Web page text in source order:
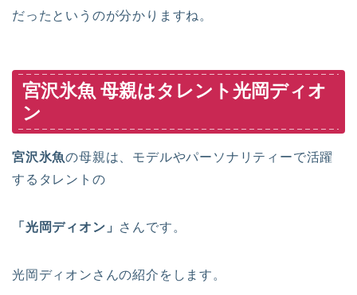
だったというのが分かりますね。
宮沢氷魚 母親はタレント光岡ディオ
ン
宮沢氷魚の母親は、モデルやパーソナリティーで活躍
するタレントの
「光岡ディオン」 さんです。
光岡ディオンさんの紹介をします。